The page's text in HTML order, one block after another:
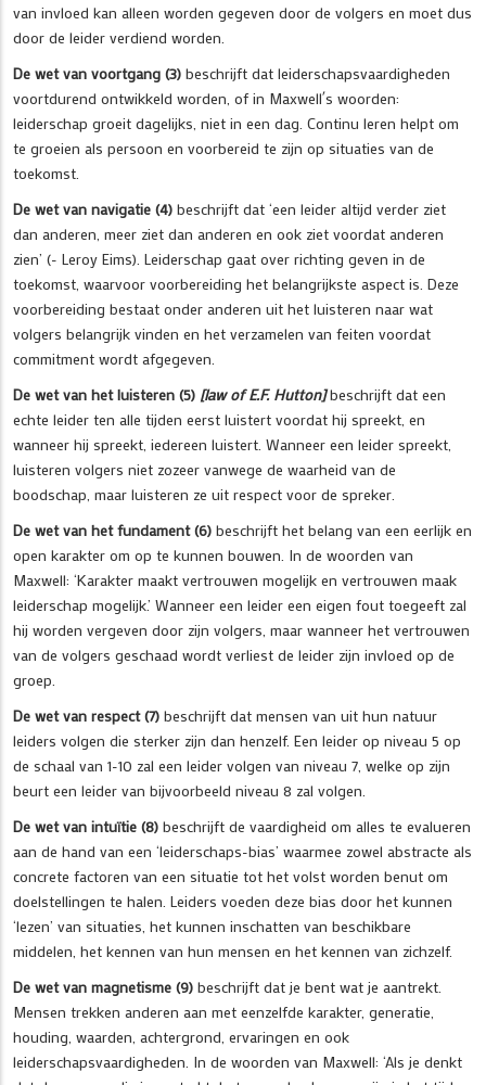
van invloed kan alleen worden gegeven door de volgers en moet dus
door de leider verdiend worden.
De wet van voortgang (3) beschrijft dat leiderschapsvaardigheden
voortdurend ontwikkeld worden, of in Maxwell´s woorden:
leiderschap groeit dagelijks, niet in een dag. Continu leren helpt om
te groeien als persoon en voorbereid te zijn op situaties van de
toekomst.
De wet van navigatie (4) beschrijft dat ‘een leider altijd verder ziet
dan anderen, meer ziet dan anderen en ook ziet voordat anderen
zien’ (- Leroy Eims). Leiderschap gaat over richting geven in de
toekomst, waarvoor voorbereiding het belangrijkste aspect is. Deze
voorbereiding bestaat onder anderen uit het luisteren naar wat
volgers belangrijk vinden en het verzamelen van feiten voordat
commitment wordt afgegeven.
De wet van het luisteren (5) [law of E.F. Hutton]beschrijft dat een
echte leider ten alle tijden eerst luistert voordat hij spreekt, en
wanneer hij spreekt, iedereen luistert. Wanneer een leider spreekt,
luisteren volgers niet zozeer vanwege de waarheid van de
boodschap, maar luisteren ze uit respect voor de spreker.
De wet van het fundament (6) beschrijft het belang van een eerlijk en
open karakter om op te kunnen bouwen. In de woorden van
Maxwell: ‘Karakter maakt vertrouwen mogelijk en vertrouwen maak
leiderschap mogelijk.’ Wanneer een leider een eigen fout toegeeft zal
hij worden vergeven door zijn volgers, maar wanneer het vertrouwen
van de volgers geschaad wordt verliest de leider zijn invloed op de
groep.
De wet van respect (7) beschrijft dat mensen van uit hun natuur
leiders volgen die sterker zijn dan henzelf. Een leider op niveau 5 op
de schaal van 1-10 zal een leider volgen van niveau 7, welke op zijn
beurt een leider van bijvoorbeeld niveau 8 zal volgen.
De wet van intuïtie (8) beschrijft de vaardigheid om alles te evalueren
aan de hand van een ‘leiderschaps-bias’ waarmee zowel abstracte als
concrete factoren van een situatie tot het volst worden benut om
doelstellingen te halen. Leiders voeden deze bias door het kunnen
‘lezen’ van situaties, het kunnen inschatten van beschikbare
middelen, het kennen van hun mensen en het kennen van zichzelf.
De wet van magnetisme (9) beschrijft dat je bent wat je aantrekt.
Mensen trekken anderen aan met eenzelfde karakter, generatie,
houding, waarden, achtergrond, ervaringen en ook
leiderschapsvaardigheden. In de woorden van Maxwell: ‘Als je denkt